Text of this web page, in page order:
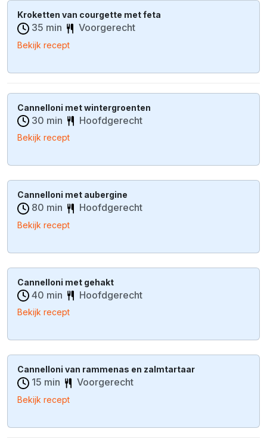
Kroketten van courgette met feta
35 min Voorgerecht
Bekijk recept
Cannelloni met wintergroenten
30 min Hoofdgerecht
Bekijk recept
Cannelloni met aubergine
80 min Hoofdgerecht
Bekijk recept
Cannelloni met gehakt
40 min Hoofdgerecht
Bekijk recept
Cannelloni van rammenas en zalmtartaar
15 min Voorgerecht
Bekijk recept